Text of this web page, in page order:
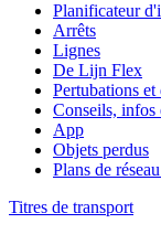
Planificateur
Arrêts
Lignes
De Lijn Flex
Pertubations
Conseils, infos
App
Objets perdus
Plans de
Titres de transport